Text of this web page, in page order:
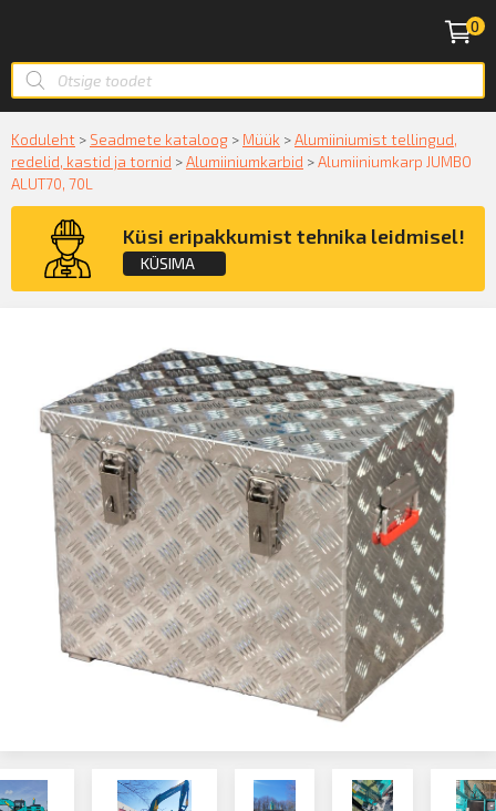
0
Koduleht > Seadmete kataloog > Müük >Alumiiniumist tellingud,
redelid, kastid ja tornid >Alumiiniumkarbid >Alumiiniumkarp JUMBO
ALUT70, 70L
Küsi eripakkumist tehnika leidmisel!
KÜSIMA
KÜSIN!